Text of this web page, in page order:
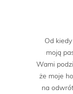
Od
moją
Wami
że moje
na